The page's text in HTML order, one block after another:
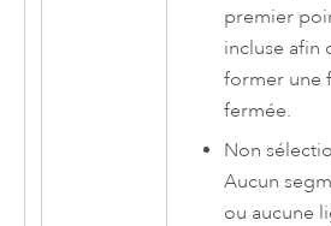
premier
incluse afin
former une
fermée.
Non
Aucun
ou aucune